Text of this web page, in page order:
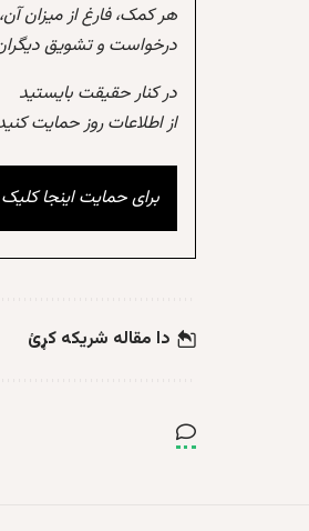
هر کمک، فارغ از میزان
درخواست و تشویق
در کنار حقیقت بایستید
از اطلاعات روز حمایت
برای حمایت اینجا
دا مقاله شریکه کړئ